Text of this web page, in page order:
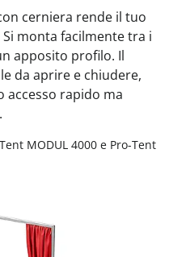
cerniera rende il tuo
monta facilmente tra i
apposito profilo. Il
da aprire e chiudere,
accesso rapido ma
MODUL 4000 e Pro-Tent